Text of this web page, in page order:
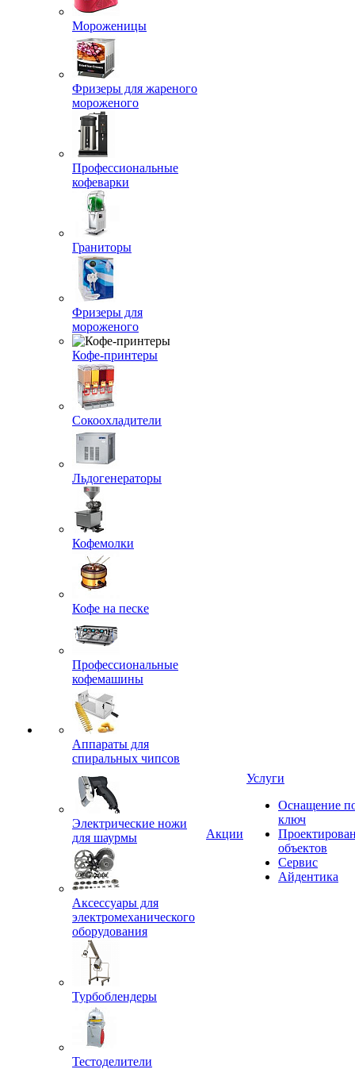
Мороженицы
Фризеры для жареного
мороженого
Профессиональные
кофеварки
Граниторы
Фризеры для
мороженого
Кофе-принтеры
Сокоохладители
Льдогенераторы
Кофемолки
Кофе на песке
Профессиональные
кофемашины
Аппараты для
спиральных чипсов
Электрические ножи
для шаурмы
Аксессуары для
электромеханического
оборудования
Турбоблендеры
Тестоделители
Акции
Услуги
Оснащение
ключ
объектов
Сервис
Айдентика